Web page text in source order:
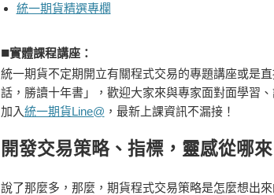
統一期貨精選專欄
■實體課程講座：
統一期貨不定期開立有關程式交易的專題講座或是
話，勝讀十年書」，歡迎大家來與專家面對面學習、
加入統一期貨Line@ ，最新上課資訊不漏接！
開發交易策略、指標，靈感從哪來
說了那麼多，那麼，期貨程式交易策略是怎麼想出